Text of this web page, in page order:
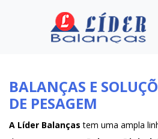
BALANÇAS E
DE PESAGEM
A Líder Balanças tem uma ampla